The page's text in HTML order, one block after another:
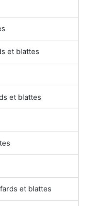
et blattes
et blattes
et blattes